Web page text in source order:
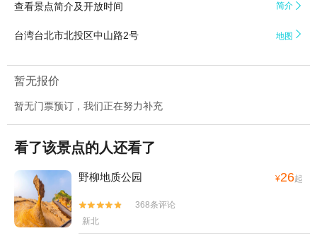
查看景点简介及开放时间 简介 
台湾台北市北投区中山路2号 地图 
暂无报价
暂无门票预订，我们正在努力补充
看了该景点的人还看了
野柳地质公园 ¥26起


368条评论
新北